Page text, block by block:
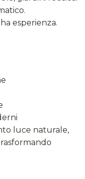
esperienza.
luce naturale,